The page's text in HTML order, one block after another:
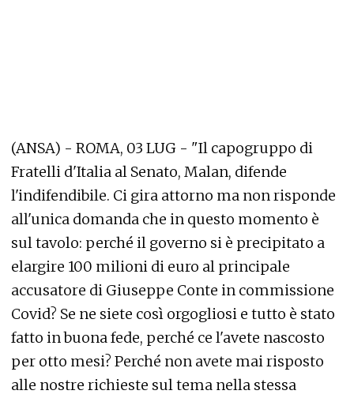
(ANSA) - ROMA, 03 LUG - "Il capogruppo di
Fratelli d'Italia al Senato, Malan, difende
l'indifendibile. Ci gira attorno ma non risponde
all'unica domanda che in questo momento è
sul tavolo: perché il governo si è precipitato a
elargire 100 milioni di euro al principale
accusatore di Giuseppe Conte in commissione
Covid? Se ne siete così orgogliosi e tutto è stato
fatto in buona fede, perché ce l'avete nascosto
per otto mesi? Perché non avete mai risposto
alle nostre richieste sul tema nella stessa